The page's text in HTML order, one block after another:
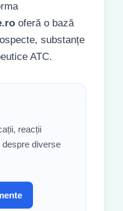
oferă o bază
substanțe
ATC.
reacții
diverse